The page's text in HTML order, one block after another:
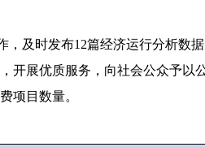
，及时发布12篇经济运行分析数
展优质服务，向社会公众予以
项目数量。